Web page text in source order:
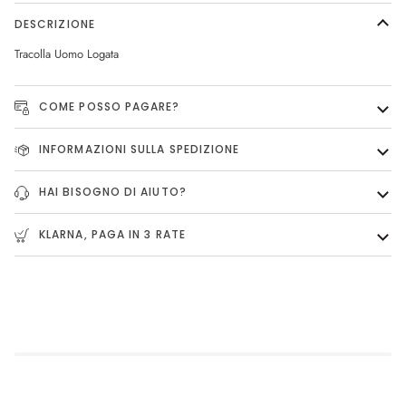
DESCRIZIONE
Tracolla Uomo Logata
COME POSSO PAGARE?
INFORMAZIONI SULLA SPEDIZIONE
HAI BISOGNO DI AIUTO?
KLARNA, PAGA IN 3 RATE